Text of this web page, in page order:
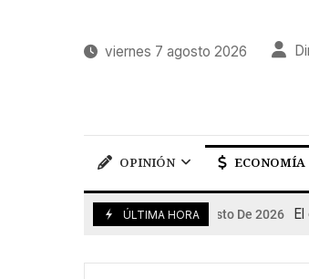
viernes 7 agosto 2026
OPINIÓN ECONOMÍA
ÚLTIMA HORA
7 De Agosto De 2026 El